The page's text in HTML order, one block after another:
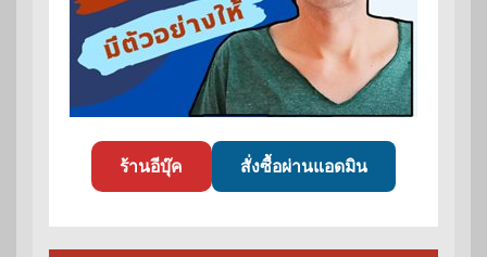
ร้านอีบุ๊ค สั่งซื้อผ่านแอดมิน